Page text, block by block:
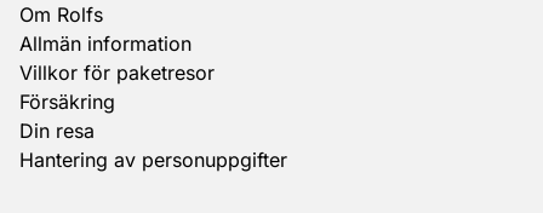
Om Rolfs
Allmän information
Villkor för paketresor
Försäkring
Din resa
Hantering av personuppgifter